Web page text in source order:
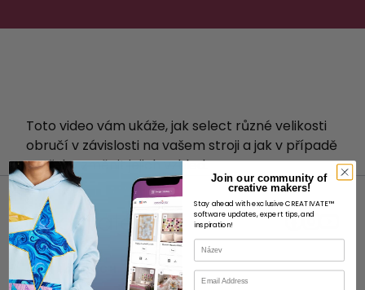
Toto video vám ukáže, jak select různé velikosti
obručí v závislosti na vašem stroji a jak v případě
potřeby změnit jejich vzhled.
O STRÁNKÁCH
Join our community of
creative makers!
Stay ahead with exclusive CREATIVATE™
software updates, expert tips, and
inspiration!
Název
E-mail